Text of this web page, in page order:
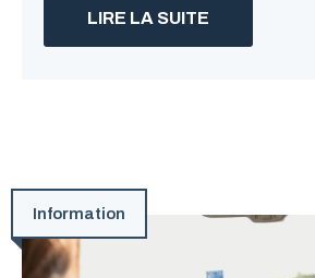
LIRE LA SUITE
Information